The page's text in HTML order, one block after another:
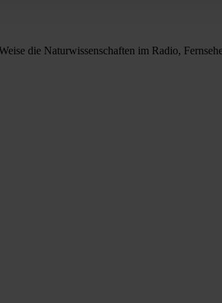
die Naturwissenschaften im Radio,